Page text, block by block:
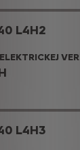
L4H2
L4H3